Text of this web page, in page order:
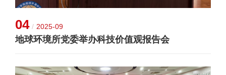
04 / 2025-09
地球环境所党委举办科技价值观报告会